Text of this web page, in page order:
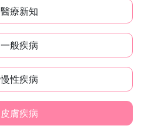
醫療新知
一般疾病
慢性疾病
皮膚疾病